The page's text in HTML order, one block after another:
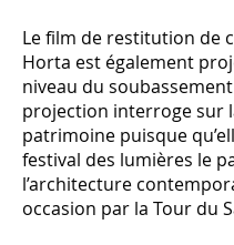
Le film de restitution de
Horta est également
niveau du
projection interroge sur
patrimoine puisque
festival des lumières le
l’architecture
occasion par la Tour du